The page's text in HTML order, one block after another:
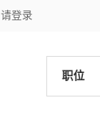
请登录
职位